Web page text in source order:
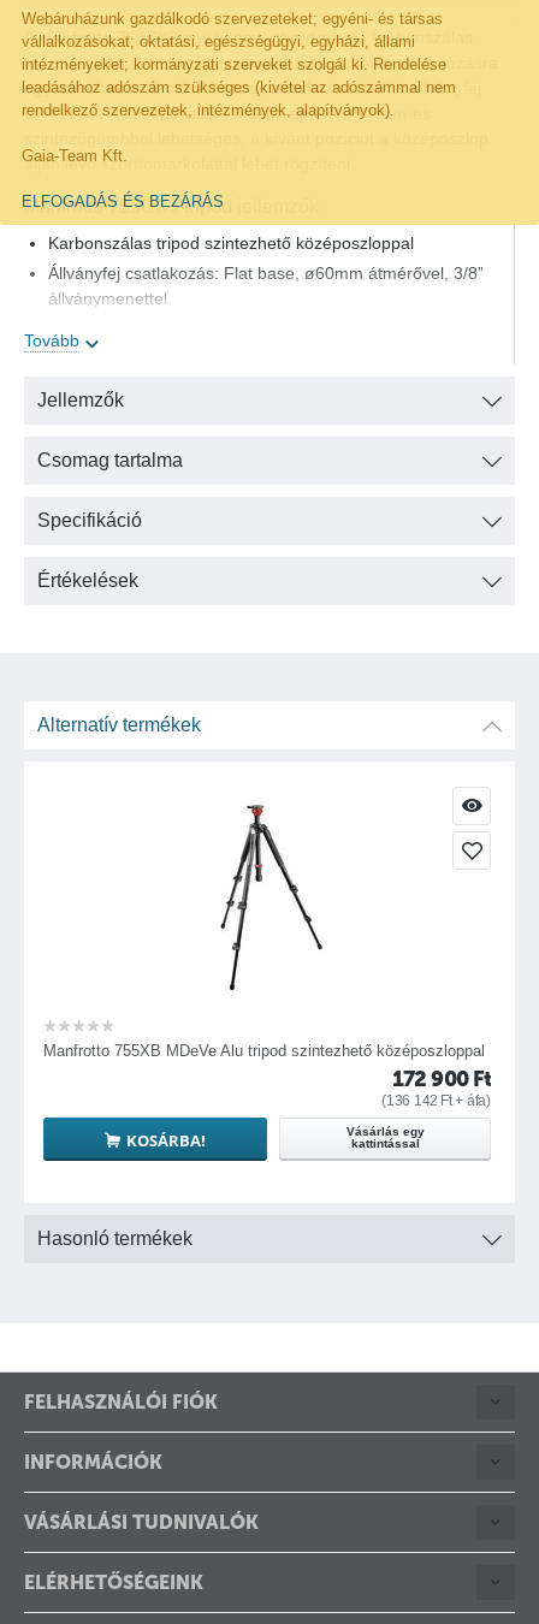
Webáruházunk gazdálkodó szervezeteket; egyéni- és társas
vállalkozásokat; oktatási, egészségügyi, egyházi, állami
intézményeket; kormányzati szerveket szolgál ki. Rendelése
leadásához adószám szükséges (kivétel az adószámmal nem
rendelkező szervezetek, intézmények, alapítványok).
Gaia-Team Kft.
ELFOGADÁS ÉS BEZÁRÁS
A Manfrotto 755CX3 egy könnyű, hordozható karbonszálas
tripod, szintezhető középoszloppal, videós, fotós alkalmazásra
egyaránt használható. A hozzá csatlakoztatott Flat állványfej
szintezése a középoszlop tetejébe épített ø50 mm-es
alján lévő szorítómarkolattal lehet rögzíteni.
Manfrotto 755CX3 tripod jellemzők
Karbonszálas tripod szintezhető középoszloppal
Állványfej csatlakozás: Flat base, ø60mm átmérővel, 3/8”
állványmenettel
Felépítés: 3-részes, szimpla-csöves
- Minimum magasság: 46,5 cm
Biztonságos teherbírás: 12 kg
Gumi lábvég
Tovább
Jellemzők
Csomag tartalma
Specifikáció
Értékelések
Alternatív termékek
Manfrotto 755XB MDeVe Alu tripod szintezhető középoszloppal
172 900 Ft
(136 142 Ft+ áfa)
KOSÁRBA!
Vásárlás egy
kattintással
Hasonló termékek
FELHASZNÁLÓI FIÓK
INFORMÁCIÓK
VÁSÁRLÁSI TUDNIVALÓK
ELÉRHETŐSÉGEINK